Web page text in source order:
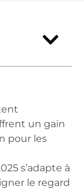
un gain
pour les
s’adapte à
le regard